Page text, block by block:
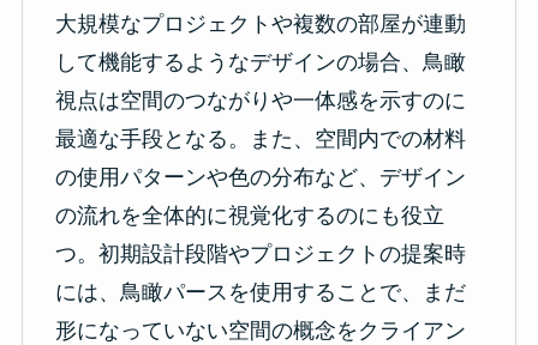
大規模なプロジェクトや複数の部屋が連動
して機能するようなデザインの場合、鳥瞰
視点は空間のつながりや一体感を示すのに
最適な手段となる。また、空間内での材料
の使用パターンや色の分布など、デザイン
の流れを全体的に視覚化するのにも役立
つ。初期設計段階やプロジェクトの提案時
には、鳥瞰パースを使用することで、まだ
形になっていない空間の概念をクライアン